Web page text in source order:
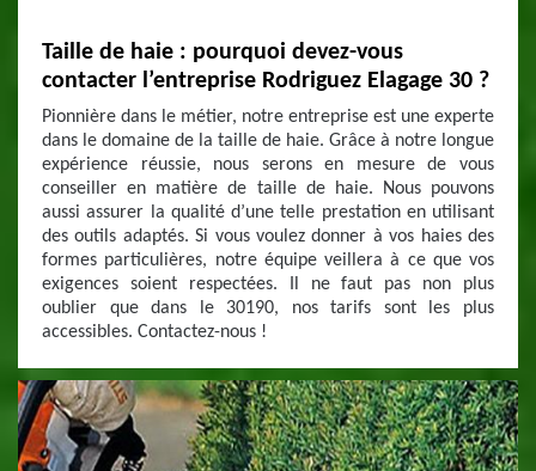
Taille de haie : pourquoi devez-vous
contacter l’entreprise Rodriguez Elagage 30 ?
Pionnière dans le métier, notre entreprise est une experte
dans le domaine de la taille de haie. Grâce à notre longue
expérience réussie, nous serons en mesure de vous
conseiller en matière de taille de haie. Nous pouvons
aussi assurer la qualité d’une telle prestation en utilisant
des outils adaptés. Si vous voulez donner à vos haies des
formes particulières, notre équipe veillera à ce que vos
exigences soient respectées. Il ne faut pas non plus
oublier que dans le 30190, nos tarifs sont les plus
accessibles. Contactez-nous !